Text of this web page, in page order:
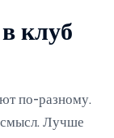
клуб
по-разному.
смысл. Лучше